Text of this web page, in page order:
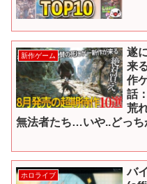
新作ゲーム
遂
来
作
話
荒
無法者たち…いや..どっち
ホロライブ
バ